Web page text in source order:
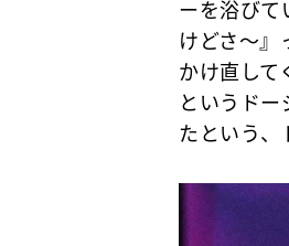
ーを浴びて
けどさ～
かけ直して
というド
たという、